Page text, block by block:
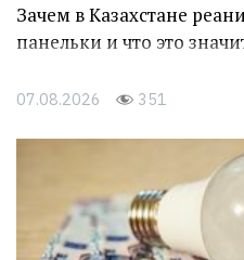
Зачем в Казахстане
панельки и что это
07.08.2026 351